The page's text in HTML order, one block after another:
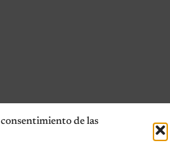
de las
de Mascotas